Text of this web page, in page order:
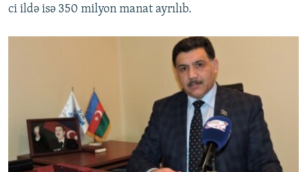
ci ildə isə 350 milyon manat ayrılıb.